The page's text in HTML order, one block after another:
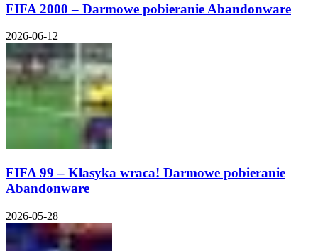
FIFA 2000 – Darmowe pobieranie Abandonware
2026-06-12
FIFA 99 – Klasyka wraca! Darmowe pobieranie
Abandonware
2026-05-28